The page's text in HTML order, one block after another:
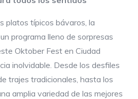
platos típicos bávaros, la
programa lleno de sorpresas
Oktober Fest en Ciudad
inolvidable. Desde los desfiles
trajes tradicionales, hasta los
amplia variedad de las mejores